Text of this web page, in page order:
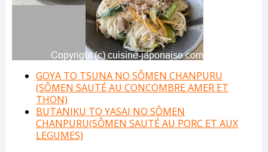
GOYA TO TSUNA NO SÔMEN CHANPURU
(SÔMEN SAUTÉ AU CONCOMBRE AMER ET
THON)
BUTANIKU TO YASAI NO SÔMEN
CHANPURU(SÔMEN SAUTÉ AU PORC ET AUX
LEGUMES)